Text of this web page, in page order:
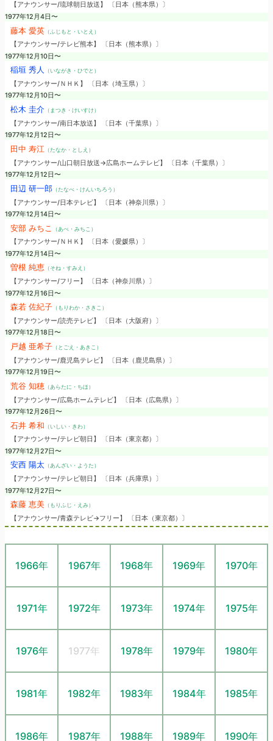
【アナウンサー/琉球朝日放送】 〔日本（熊本県）〕
1977年12月4日〜
藤本 愛英（ふじもと・いとえ）
【アナウンサー/テレビ熊本】 〔日本（熊本県）〕
1977年12月10日〜
稲垣 秀人 （いながき・ひでと）
【アナウンサー/ＮＨＫ】 〔日本（埼玉県）〕
1977年12月10日〜
松木 圭介（まつき・けいすけ）
【アナウンサー/南日本放送】 〔日本（千葉県）〕
1977年12月12日〜
田中 寿江 （たなか・としえ）
【アナウンサー/山口朝日放送→広島ホームテレビ】 〔日本（千葉県）〕
1977年12月12日〜
田辺 研一郎（たなべ・けんいちろう）
【アナウンサー/日本テレビ】 〔日本（神奈川県）〕
1977年12月14日〜
安部 みちこ （あべ・みちこ）
【アナウンサー/ＮＨＫ】 〔日本（愛媛県）〕
1977年12月14日〜
曽根 純恵 （そね・すみえ）
【アナウンサー/フリー】 〔日本（神奈川県）〕
1977年12月16日〜
森若 佐紀子（もりわか・さきこ）
【アナウンサー/読売テレビ】 〔日本（大阪府）〕
1977年12月18日〜
戸越 亜希子（とごえ・あきこ）
【アナウンサー/鹿児島テレビ】 〔日本（鹿児島県）〕
1977年12月19日〜
荒谷 知穂 （あらたに・ちほ）
【アナウンサー/広島ホームテレビ】 〔日本（広島県）〕
1977年12月26日〜
石井 希和 （いしい・きわ）
【アナウンサー/テレビ朝日】 〔日本（東京都）〕
1977年12月27日〜
安西 陽太（あんざい・ようた）
【アナウンサー/テレビ朝日】 〔日本（兵庫県）〕
1977年12月27日〜
森藤 恵美（もりふじ・えみ）
【アナウンサー/青森テレビ→フリー】 〔日本（東京都）〕
1966年 1967年 1968年 1969年 1970年
1971年 1972年 1973年 1974年 1975年
1976年 1977年 1978年 1979年 1980年
1981年 1982年 1983年 1984年 1985年
1986年 1987年 1988年 1989年 1990年